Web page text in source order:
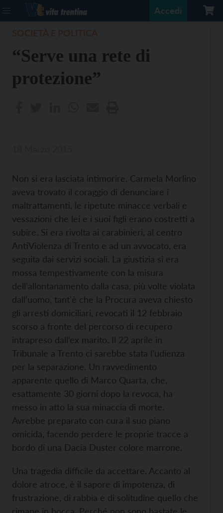
Accedi
“Serve una rete di
protezione”
Non si era lasciata intimorire. Carmela Morlino
aveva trovato il coraggio di denunciare i
maltrattamenti, le ripetute minacce verbali e
vessazioni che lei e i suoi figli erano costretti a
subire. Si era rivolta ai carabinieri, al centro
AntiViolenza di Trento e ad un avvocato, era
seguita dai servizi sociali. La giustizia si era
mossa tempestivamente con la misura
dell’allontanamento dalla casa, più volte violata
dall’uomo, tant'è che la Procura aveva chiesto
gli arresti domiciliari, revocati il 12 febbraio
scorso a fronte del percorso di recupero
intrapreso dall’ex marito. Il 22 aprile in
Tribunale a Trento ci sarebbe stata l’udienza
per la separazione. Un ravvedimento
apparente quello di Marco Quarta, che,
esattamente 30 giorni dopo la revoca, ha
messo in atto la sua minaccia di morte.
Avrebbe preparato con cura il suo piano
omicida, facendo perdere le proprie tracce a
bordo di una Dacia Duster colore marrone.
Una tragedia difficile da accettare. Accanto al
dolore atroce, è il sapore di impotenza, di
frustrazione, di rabbia e di solitudine quello che